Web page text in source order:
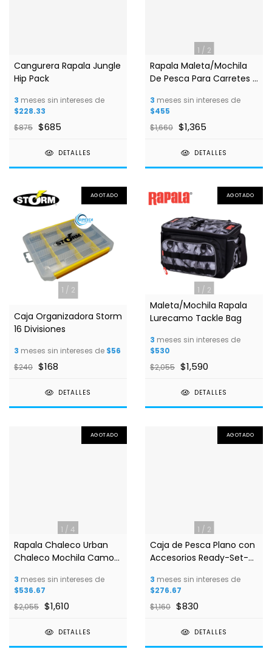
Cangurera Rapala Jungle
Hip Pack
3 meses sin intereses de
$228.33
$875 $685
DETALLES
1 / 2
Rapala Maleta/Mochila
De Pesca Para Carretes Y
3 meses sin intereses de
$455
$1,660 $1,365
DETALLES
1 / 2
AGOTADO
Caja Organizadora Storm
16 Divisiones
3 meses sin intereses de $56
$240 $168
DETALLES
1 / 2
AGOTADO
Maleta/Mochila Rapala
Lurecamo Tackle Bag
3 meses sin intereses de
$530
$2,055 $1,590
DETALLES
1 / 4
AGOTADO
Rapala Chaleco Urban
Chaleco Mochila Camo
3 meses sin intereses de
$536.67
$2,055 $1,610
DETALLES
1 / 2
AGOTADO
Caja de Pesca Plano con
Accesorios Ready-Set-
3 meses sin intereses de
$276.67
$1,160 $830
DETALLES